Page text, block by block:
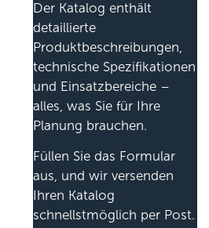
Der Katalog enthält
detaillierte
Produktbeschreibungen,
technische Spezifikationen
und Einsatzbereiche –
alles, was Sie für Ihre
Planung brauchen.
Füllen Sie das Formular
aus, und wir versenden
Ihren Katalog
schnellstmöglich per Post.